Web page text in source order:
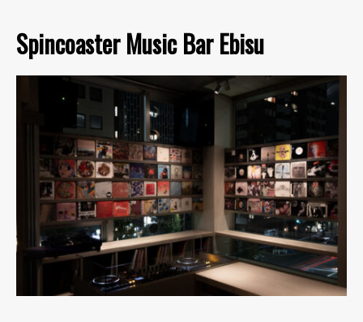
Spincoaster Music Bar Ebisu